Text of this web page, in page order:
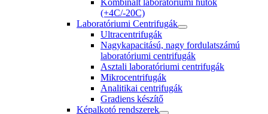
(+4C/-20C)
Laboratóriumi Centrifugák
Ultracentrifugák
Nagykapacitású, nagy fordulatszámú
laboratóriumi centrifugák
Asztali laboratóriumi centrifugák
Mikrocentrifugák
Analitikai centrifugák
Gradiens készítő
Képalkotó rendszerek